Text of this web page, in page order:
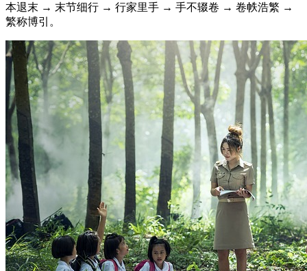
本退末 → 末节细行 → 行家里手 → 手不辍卷 → 卷帙浩繁 →
繁称博引。